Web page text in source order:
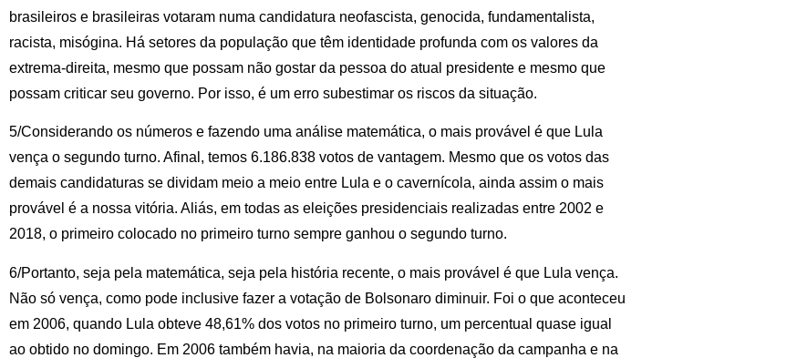
brasileiros e brasileiras votaram numa candidatura neofascista, genocida, fundamentalista,
racista, misógina. Há setores da população que têm identidade profunda com os valores da
extrema-direita, mesmo que possam não gostar da pessoa do atual presidente e mesmo que
possam criticar seu governo. Por isso, é um erro subestimar os riscos da situação.
5/Considerando os números e fazendo uma análise matemática, o mais provável é que Lula
vença o segundo turno. Afinal, temos 6.186.838 votos de vantagem. Mesmo que os votos das
demais candidaturas se dividam meio a meio entre Lula e o cavernícola, ainda assim o mais
provável é a nossa vitória. Aliás, em todas as eleições presidenciais realizadas entre 2002 e
2018, o primeiro colocado no primeiro turno sempre ganhou o segundo turno.
6/Portanto, seja pela matemática, seja pela história recente, o mais provável é que Lula vença.
Não só vença, como pode inclusive fazer a votação de Bolsonaro diminuir. Foi o que aconteceu
em 2006, quando Lula obteve 48,61% dos votos no primeiro turno, um percentual quase igual
ao obtido no domingo. Em 2006 também havia, na maioria da coordenação da campanha e na